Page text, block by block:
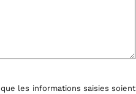
les informations saisies soient